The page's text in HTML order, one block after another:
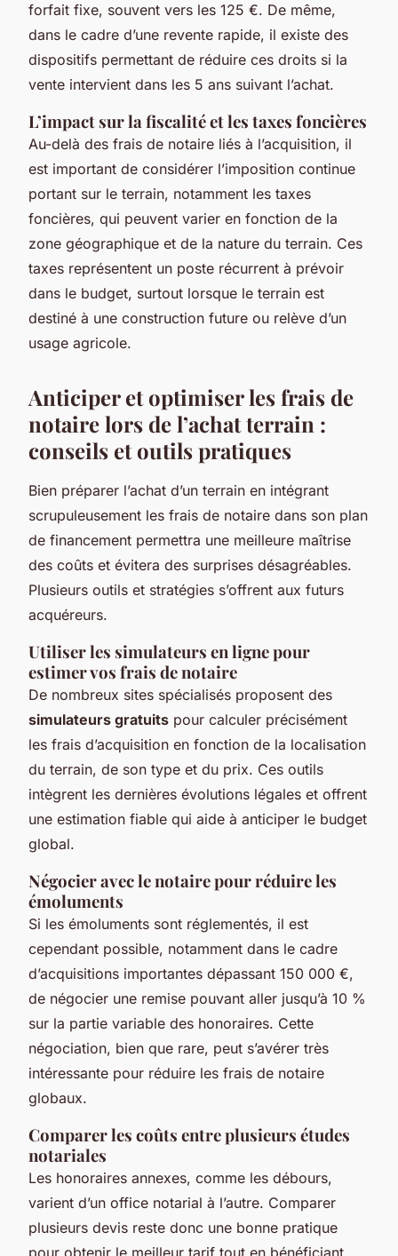
forfait fixe, souvent vers les 125 €. De même,
dans le cadre d’une revente rapide, il existe des
dispositifs permettant de réduire ces droits si la
vente intervient dans les 5 ans suivant l’achat.
L’impact sur la fiscalité et les taxes foncières
Au-delà des frais de notaire liés à l’acquisition, il
est important de considérer l’imposition continue
portant sur le terrain, notamment les taxes
foncières, qui peuvent varier en fonction de la
zone géographique et de la nature du terrain. Ces
taxes représentent un poste récurrent à prévoir
dans le budget, surtout lorsque le terrain est
destiné à une construction future ou relève d’un
usage agricole.
Anticiper et optimiser les frais de
notaire lors de l’achat terrain :
conseils et outils pratiques
Bien préparer l’achat d’un terrain en intégrant
scrupuleusement les frais de notaire dans son plan
de financement permettra une meilleure maîtrise
des coûts et évitera des surprises désagréables.
Plusieurs outils et stratégies s’offrent aux futurs
acquéreurs.
Utiliser les simulateurs en ligne pour
estimer vos frais de notaire
De nombreux sites spécialisés proposent des
simulateurs gratuits pour calculer précisément
les frais d’acquisition en fonction de la localisation
du terrain, de son type et du prix. Ces outils
intègrent les dernières évolutions légales et offrent
une estimation fiable qui aide à anticiper le budget
global.
Négocier avec le notaire pour réduire les
émoluments
Si les émoluments sont réglementés, il est
cependant possible, notamment dans le cadre
d’acquisitions importantes dépassant 150 000 €,
de négocier une remise pouvant aller jusqu’à 10 %
sur la partie variable des honoraires. Cette
négociation, bien que rare, peut s’avérer très
intéressante pour réduire les frais de notaire
globaux.
Comparer les coûts entre plusieurs études
notariales
Les honoraires annexes, comme les débours,
varient d’un office notarial à l’autre. Comparer
plusieurs devis reste donc une bonne pratique